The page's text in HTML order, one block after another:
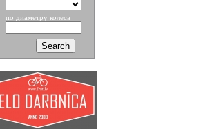
по диаметру колеса